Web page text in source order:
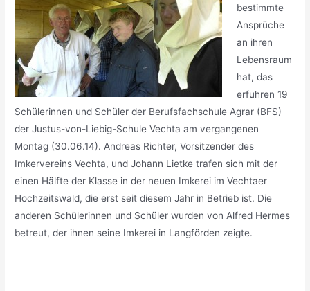
bestimmte
Ansprüche
an ihren
Lebensraum
hat, das
erfuhren 19
Schülerinnen und Schüler der Berufsfachschule Agrar (BFS)
der Justus-von-Liebig-Schule Vechta am vergangenen
Montag (30.06.14). Andreas Richter, Vorsitzender des
Imkervereins Vechta, und Johann Lietke trafen sich mit der
einen Hälfte der Klasse in der neuen Imkerei im Vechtaer
Hochzeitswald, die erst seit diesem Jahr in Betrieb ist. Die
anderen Schülerinnen und Schüler wurden von Alfred Hermes
betreut, der ihnen seine Imkerei in Langförden zeigte.